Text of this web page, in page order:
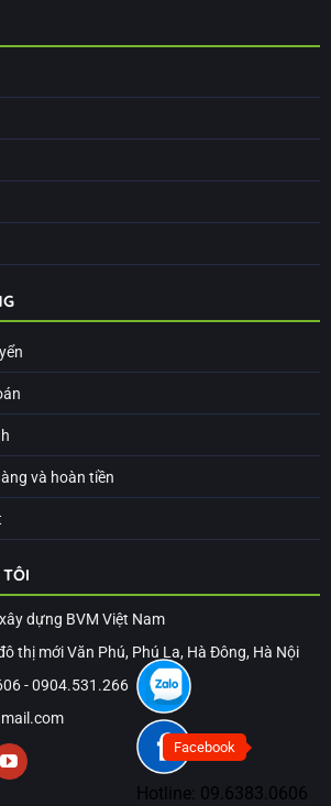
và hoàn tiền
dựng BVM Việt Nam
thị mới Văn Phú, Phú La, Hà Đông, Hà Nội
- 0904.531.266
Facebook
Hotline: 09.6383.0606